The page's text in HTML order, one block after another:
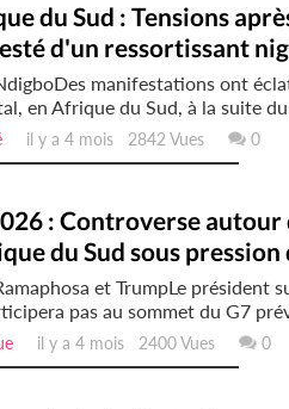
du Sud : Tensions
d'un ressortissant
manifestations ont
en Afrique du Sud, à la suite
il y a 4 mois 2842 Vues 0
: Controverse autour
du Sud sous pression
et TrumpLe président
pas au sommet du G7
il y a 4 mois 2400 Vues 0